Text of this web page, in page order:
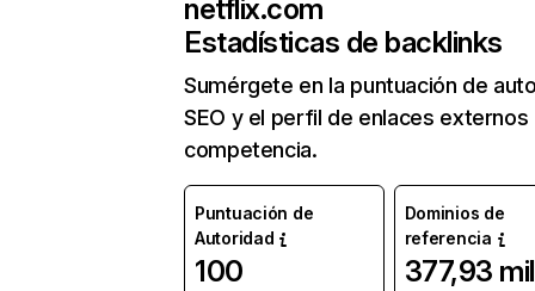
netflix.com
Estadísticas de backlinks
Sumérgete en la puntuación de
SEO y el perfil de enlaces externos
competencia.
Puntuación de
Autoridad
100
Dominios de
referencia
377,93 mil